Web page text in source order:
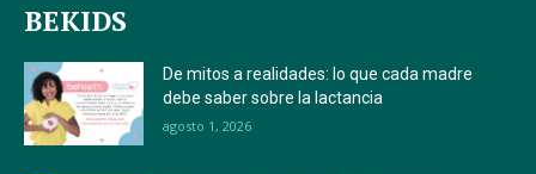
BEKIDS
De mitos a realidades: lo que cada madre
debe saber sobre la lactancia
agosto 1, 2026